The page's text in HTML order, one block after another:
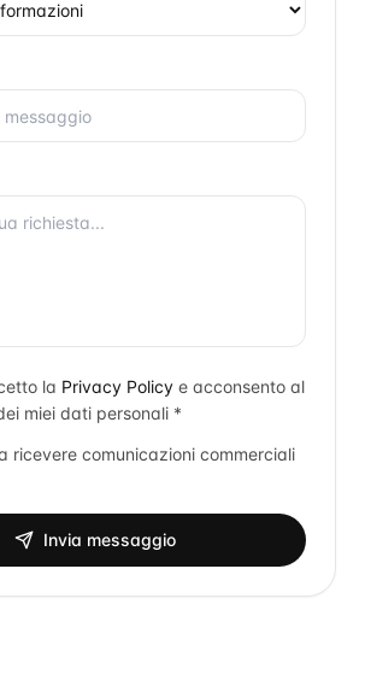
la Privacy Policy e acconsento al
miei dati personali *
ricevere comunicazioni commerciali
Invia messaggio